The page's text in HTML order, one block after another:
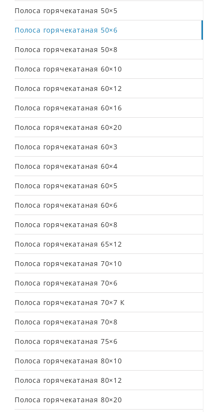
Полоса горячекатаная 50×5
Полоса горячекатаная 50×6
Полоса горячекатаная 50×8
Полоса горячекатаная 60×10
Полоса горячекатаная 60×12
Полоса горячекатаная 60×16
Полоса горячекатаная 60×20
Полоса горячекатаная 60×3
Полоса горячекатаная 60×4
Полоса горячекатаная 60×5
Полоса горячекатаная 60×6
Полоса горячекатаная 60×8
Полоса горячекатаная 65×12
Полоса горячекатаная 70×10
Полоса горячекатаная 70×6
Полоса горячекатаная 70×7 К
Полоса горячекатаная 70×8
Полоса горячекатаная 75×6
Полоса горячекатаная 80×10
Полоса горячекатаная 80×12
Полоса горячекатаная 80×20